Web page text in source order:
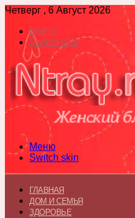
Четверг , 6 Август 2026
Войти
Switch skin
Меню
Switch skin
ГЛАВНАЯ
ДОМ И СЕМЬЯ
ЗДОРОВЬЕ